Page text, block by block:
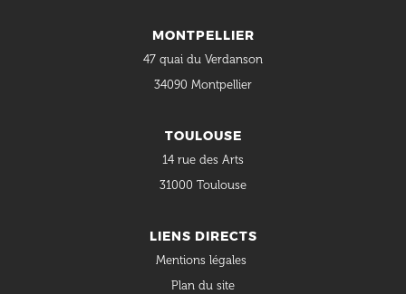
MONTPELLIER
47 quai du Verdanson
34090 Montpellier
TOULOUSE
14 rue des Arts
31000 Toulouse
LIENS DIRECTS
Mentions légales
Plan du site